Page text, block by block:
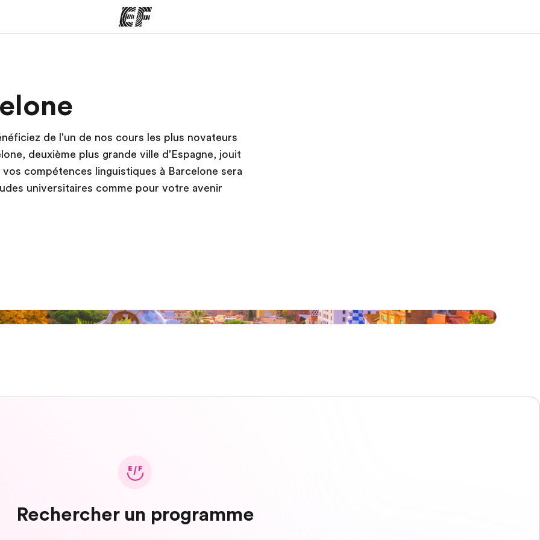
de l'un de nos cours les plus novateurs
deuxième plus grande ville d'Espagne, jouit
compétences linguistiques à Barcelone sera
universitaires comme pour votre avenir
Rechercher un programme